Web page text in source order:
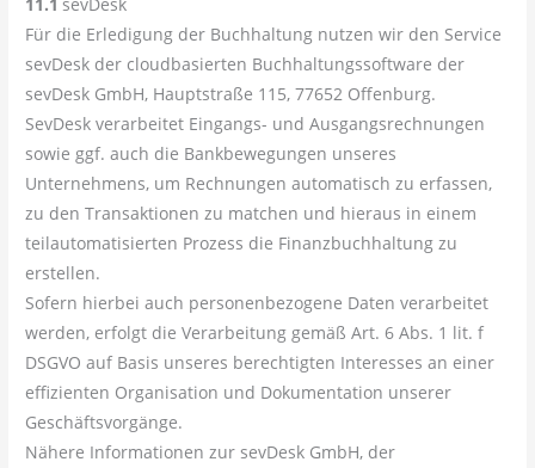
Für die Erledigung der Buchhaltung nutzen wir den Service
sevDesk der cloudbasierten Buchhaltungssoftware der
sevDesk GmbH, Hauptstraße 115, 77652 Offenburg.
SevDesk verarbeitet Eingangs- und Ausgangsrechnungen
sowie ggf. auch die Bankbewegungen unseres
Unternehmens, um Rechnungen automatisch zu erfassen,
zu den Transaktionen zu matchen und hieraus in einem
teilautomatisierten Prozess die Finanzbuchhaltung zu
erstellen.
Sofern hierbei auch personenbezogene Daten verarbeitet
werden, erfolgt die Verarbeitung gemäß Art. 6 Abs. 1 lit. f
DSGVO auf Basis unseres berechtigten Interesses an einer
effizienten Organisation und Dokumentation unserer
Geschäftsvorgänge.
Nähere Informationen zur sevDesk GmbH, der